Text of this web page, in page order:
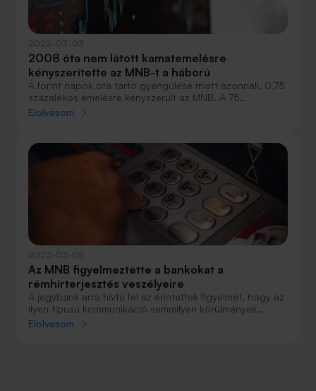
2008 óta nem látott kamatemelésre
kényszerítette az MNB-t a háború
A forint napok óta tartó gyengülése miatt azonnali, 0,75
százalékos emelésre kényszerült az MNB. A 75
bázispontos emelésnél utoljára 2008 októberében, a
Elolvasom
Az MNB figyelmeztette a bankokat a
rémhírterjesztés veszélyeire
A jegybank arra hívta fel az érintettek figyelmét, hogy az
ilyen típusú kommunikáció semmilyen körülmények
között - különösen a jelen helyzetben - nem
Elolvasom